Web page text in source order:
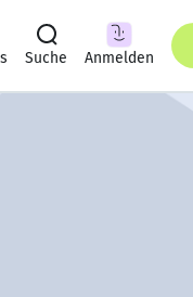
Suche Anmelden